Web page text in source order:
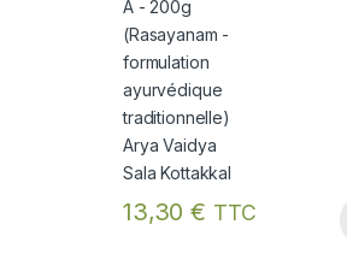
13,30€ TTC